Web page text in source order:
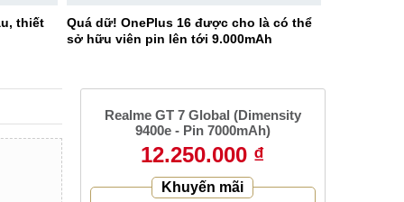
thiết
Quá dữ! OnePlus 16 được cho là có thể
sở hữu viên pin lên tới 9.000mAh
Realme GT 7 Global (Dimensity
9400e - Pin 7000mAh)
12.250.000 ₫
Khuyến mãi